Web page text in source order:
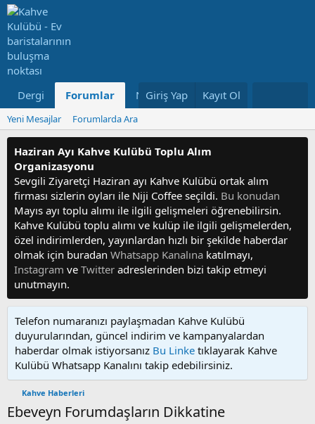
Dergi Forumlar Neler Yeni Kullanıcılar
Giriş Yap Kayıt Ol
Yeni Mesajlar Forumlarda Ara
Haziran Ayı Kahve Kulübü Toplu Alım
Organizasyonu
Sevgili Ziyaretçi Haziran ayı Kahve Kulübü ortak alım
firması sizlerin oyları ile Niji Coffee seçildi. Bu konudan
Mayıs ayı toplu alımı ile ilgili gelişmeleri öğrenebilirsin.
Kahve Kulübü toplu alımı ve kulüp ile ilgili gelişmelerden,
özel indirimlerden, yayınlardan hızlı bir şekilde haberdar
olmak için buradan Whatsapp Kanalına katılmayı,
Instagram ve Twitter adreslerinden bizi takip etmeyi
unutmayın.
Telefon numaranızı paylaşmadan Kahve Kulübü
duyurularından, güncel indirim ve kampanyalardan
haberdar olmak istiyorsanız Bu Linke tıklayarak Kahve
Kulübü Whatsapp Kanalını takip edebilirsiniz.
Kahve Haberleri
Ebeveyn Forumdaşların Dikkatine